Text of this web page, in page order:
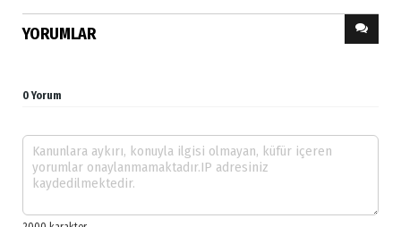
YORUMLAR
0 Yorum